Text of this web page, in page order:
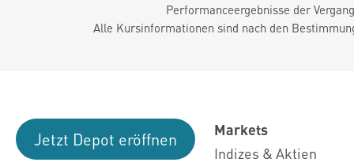
Performanceergebnisse der
Alle Kursinformationen sind nach den
Jetzt Depot eröffnen
Markets
Indizes & Aktien